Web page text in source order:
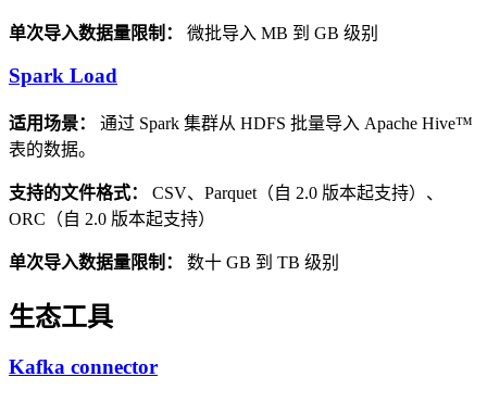
单次导入数据量限制： 微批导入 MB 到 GB 级别
Spark Load
适用场景：
通过 Spark 集群从 HDFS 批量导入 Apache Hive™
表的数据。
支持的文件格式：
CSV、Parquet（自 2.0 版本起支持）、
ORC（自 2.0 版本起支持）
单次导入数据量限制： 数十 GB 到 TB 级别
生态工具
Kafka connector